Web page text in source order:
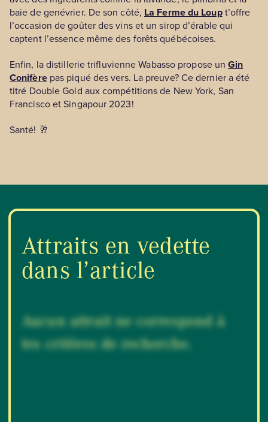
baie de genévrier. De son côté, La Ferme du Loupt’offre
l’occasion de goûter des vins et un sirop d’érable qui
captent l’essence même des forêts québécoises.
Enfin, la distillerie trifluvienne Wabasso propose unGin
Conifèrepas piqué des vers. La preuve? Ce dernier a été
titré Double Gold aux compétitions de New York, San
Francisco et Singapour 2023!
Santé! 🥂
Attraits en vedette
dans l’article
Aucun attrait ne correspond à
tes critères de recherche.